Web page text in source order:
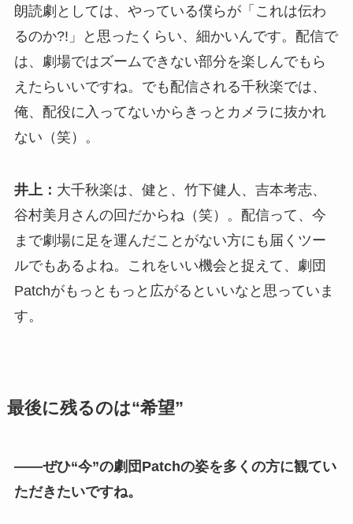
朗読劇としては、やっている僕らが「これは伝わ
るのか?!」と思ったくらい、細かいんです。配信で
は、劇場ではズームできない部分を楽しんでもら
えたらいいですね。でも配信される千秋楽では、
俺、配役に入ってないからきっとカメラに抜かれ
ない（笑）。
井上： 大千秋楽は、健と、竹下健人、吉本考志、
谷村美月さんの回だからね（笑）。配信って、今
まで劇場に足を運んだことがない方にも届くツー
ルでもあるよね。これをいい機会と捉えて、劇団
Patchがもっともっと広がるといいなと思っていま
す。
最後に残るのは“希望”
――ぜひ“今”の劇団Patchの姿を多くの方に観てい
ただきたいですね。